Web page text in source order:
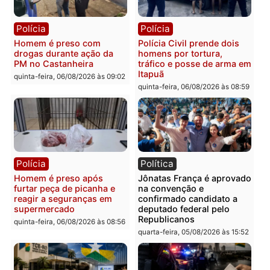
Polícia
Homem é esfaqueado no
tórax durante briga com
vizinho no bairro Ulysses
Guimarães
quinta-feira, 06/08/2026 às 09:24
Polícia
Três suspeitos ligados a
facção criminosa são
presos por receptação e
adulteração de veículos
em Porto Velho
quinta-feira, 06/08/2026 às
Polícia
Homem é preso com
Polícia
Polícia Civil prende dois